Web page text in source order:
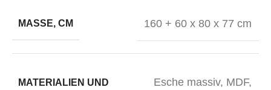
MASSE, CM 160 + 60 x 80 x 77 cm
MATERIALIEN UND
Esche massiv, MDF,